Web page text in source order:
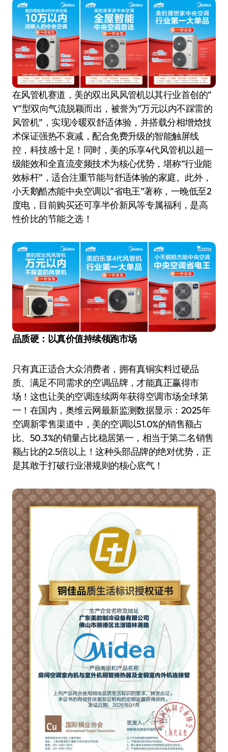
在风管机赛道，美的双出风风管机以其行业首创的”
Y”型双向气流脱颖而出，被誉为”万元以内不踩雷的
风管机”，实现冷暖双舒适体验，并搭载分相增焓技
术保证强热不衰减，配合免费升级的智能触屏线
控，科技感十足！同时，美的乐享4代风管机以超一
级能效和全直流变频技术为核心优势，堪称”行业能
效标杆”，适合注重节能与舒适体验的家庭。此外，
小天鹅酷杰能中央空调以”省电王”著称，一晚低至2
度电，目前购买还可享半价新风等专属福利，是高
性价比的节能之选！
品质硬：以真价值持续领跑市场
只有真正适合大众消费者，拥有真铜实料过硬品
质、满足不同需求的空调品牌，才能真正赢得市
场！这也让美的空调连续两年获得空调市场全球第
一！在国内，奥维云网最新监测数据显示：2025年
空调新零售渠道中，美的空调以51.0%的销售额占
比、50.3%的销量占比稳居第一，相当于第二名销售
额占比的2.5倍以上！这种头部品牌的绝对优势，正
是其敢于打破行业潜规则的核心底气！